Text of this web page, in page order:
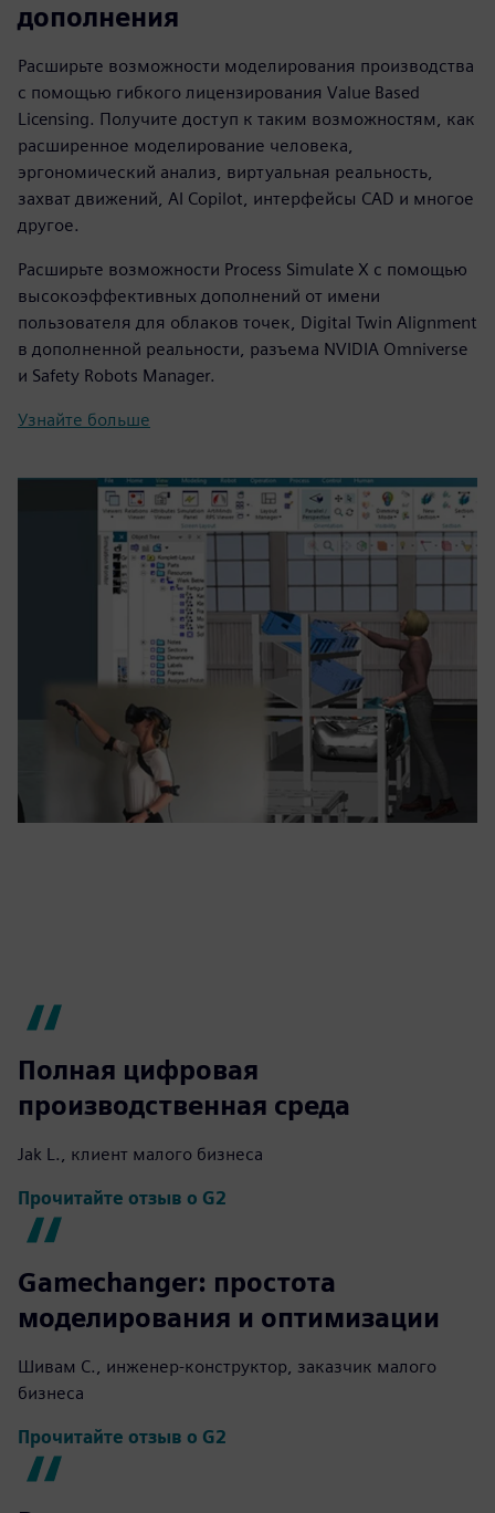
дополнения
Расширьте возможности моделирования производства
с помощью гибкого лицензирования Value Based
Licensing. Получите доступ к таким возможностям, как
расширенное моделирование человека,
эргономический анализ, виртуальная реальность,
захват движений, AI Copilot, интерфейсы CAD и многое
другое.
Расширьте возможности Process Simulate X с помощью
высокоэффективных дополнений от имени
пользователя для облаков точек, Digital Twin Alignment
в дополненной реальности, разъема NVIDIA Omniverse
и Safety Robots Manager.
Узнайте больше
Полная цифровая
производственная среда
Jak L., клиент малого бизнеса
Прочитайте отзыв о G2
Gamechanger: простота
моделирования и оптимизации
Шивам С., инженер-конструктор, заказчик малого
бизнеса
Прочитайте отзыв о G2